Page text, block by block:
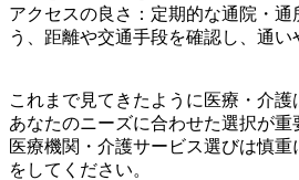
アクセスの良さ：定期的な通院・通
う、距離や交通手段を確認し、通
これまで見てきたように医療・介護
あなたのニーズに合わせた選択が重
医療機関・介護サービス選びは慎
をしてください。